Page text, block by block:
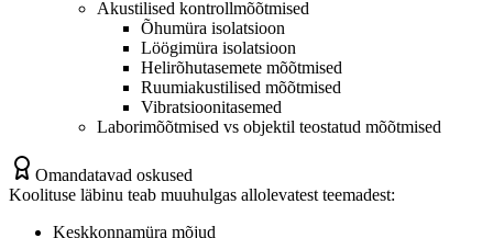
Akustilised kontrollmõõtmised
Õhumüra isolatsioon
Löögimüra isolatsioon
Helirõhutasemete mõõtmised
Ruumiakustilised mõõtmised
Vibratsioonitasemed
Laborimõõtmised vs objektil teostatud mõõtmised
Omandatavad oskused
Koolituse läbinu teab muuhulgas allolevatest teemadest:
Keskkonnamüra mõjud